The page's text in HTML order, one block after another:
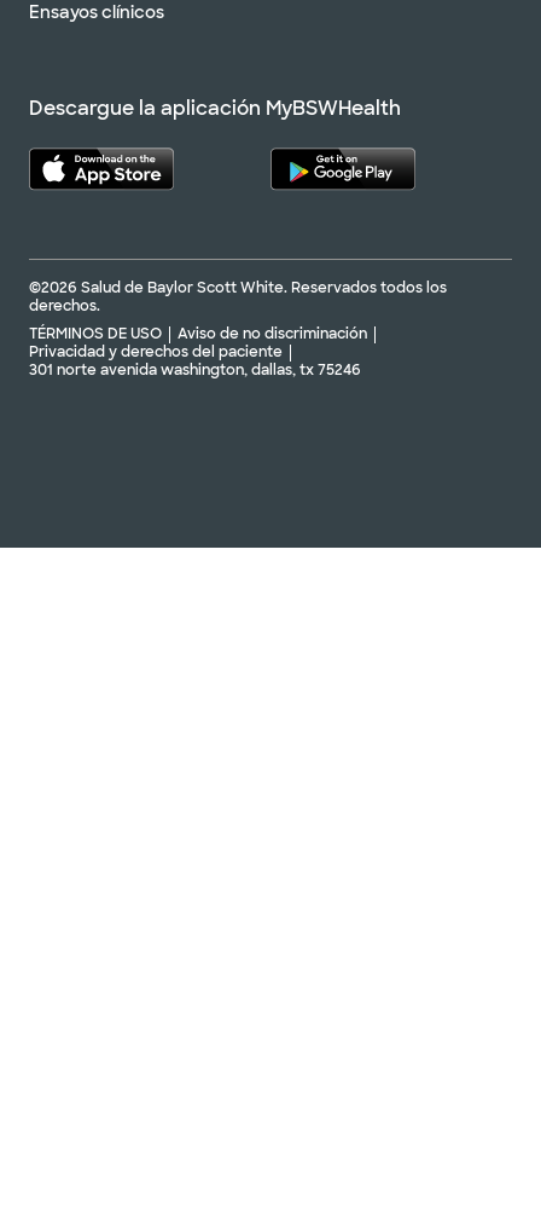
Ensayos clínicos
Descargue la aplicación MyBSWHealth
©2026 Salud de Baylor Scott White. Reservados todos los
derechos.
TÉRMINOS DE USO
Aviso de no discriminación
Privacidad y derechos del paciente
301 norte avenida washington, dallas, tx 75246